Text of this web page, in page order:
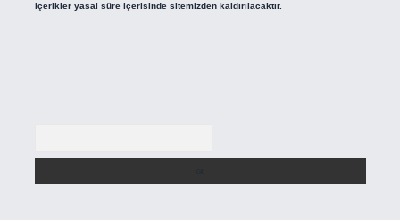
içerikler yasal süre içerisinde sitemizden kaldırılacaktır.